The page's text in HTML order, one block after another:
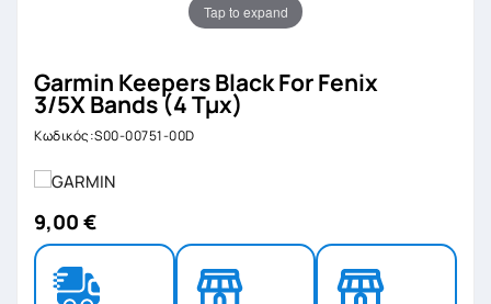
Tap to expand
Garmin Keepers Black For Fenix
3/5X Bands (4 Τμχ)
Κωδικός:S00-00751-00D
9,00 €